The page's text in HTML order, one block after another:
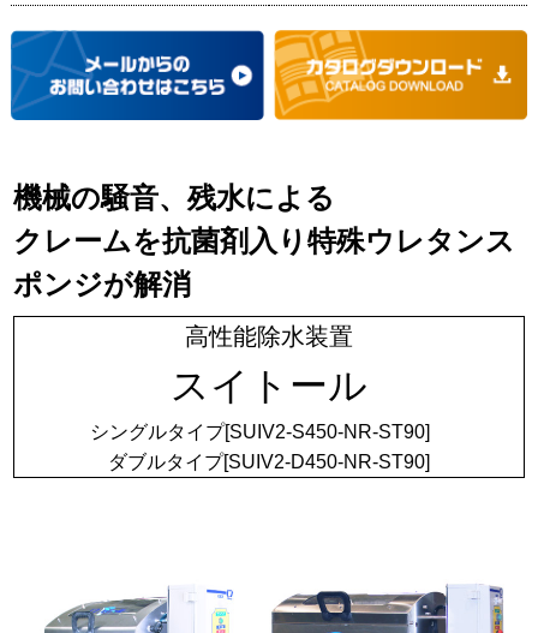
機械の騒音、残水による
クレームを抗菌剤入り特殊ウレタンス
ポンジが解消
高性能除水装置
スイトール
シングルタイプ[SUIV2-S450-NR-ST90]
ダブルタイプ[SUIV2-D450-NR-ST90]